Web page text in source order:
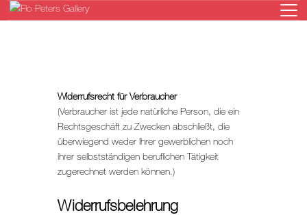
HOME
GALERIE
KÜNSTLER
AUSSTELLUNGEN
NEWS
ONLINESHOP
Widerrufsrecht für Verbraucher
(Verbraucher ist jede natürliche Person, die ein
Rechtsgeschäft zu Zwecken abschließt, die
überwiegend weder Ihrer gewerblichen noch
ihrer selbstständigen beruflichen Tätigkeit
zugerechnet werden können.)
Widerrufsbelehrung